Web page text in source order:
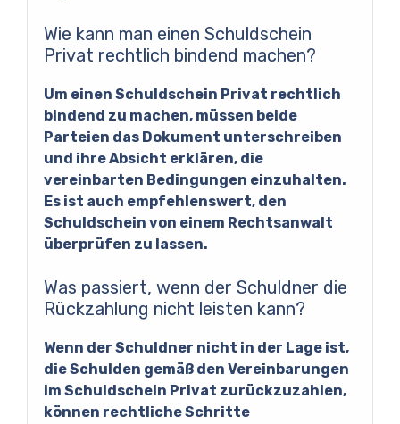
Wie kann man einen Schuldschein
Privat rechtlich bindend machen?
Um einen Schuldschein Privat rechtlich
bindend zu machen, müssen beide
Parteien das Dokument unterschreiben
und ihre Absicht erklären, die
vereinbarten Bedingungen einzuhalten.
Es ist auch empfehlenswert, den
Schuldschein von einem Rechtsanwalt
überprüfen zu lassen.
Was passiert, wenn der Schuldner die
Rückzahlung nicht leisten kann?
Wenn der Schuldner nicht in der Lage ist,
die Schulden gemäß den Vereinbarungen
im Schuldschein Privat zurückzuzahlen,
können rechtliche Schritte